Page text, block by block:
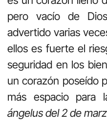
pero vacío de
advertido varias
ellos es fuerte el
seguridad en los
un corazón poseído
más espacio para
ángelus del 2 de